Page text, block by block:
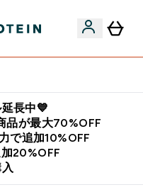
長中💙
品が最大70%OFF
で追加10%OFF
20%OFF